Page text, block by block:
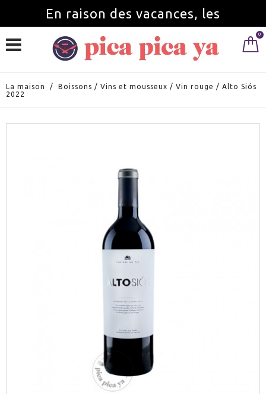
En raison des vacances, les
commandes seront servies à partir du 0
La maison / Boissons / Vins et mousseux / Vin rouge / Alto Siós
2022